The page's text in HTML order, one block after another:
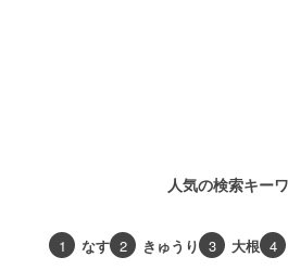
人気の検索キー
1 なす 2 きゅうり 3 大根 4